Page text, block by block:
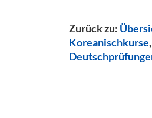
Zurück zu:
Koreanischkurse,